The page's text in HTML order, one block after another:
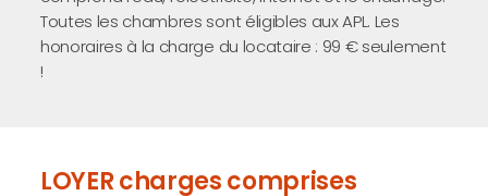
Toutes les chambres sont éligibles aux APL. Les
honoraires à la charge du locataire : 99 € seulement
!
LOYER charges comprises